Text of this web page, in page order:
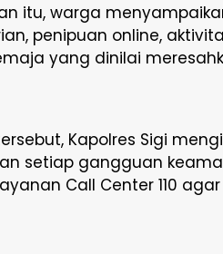
itu, warga
penipuan online,
yang dinilai
Kapolres Sigi
setiap gangguan
Call Center 110